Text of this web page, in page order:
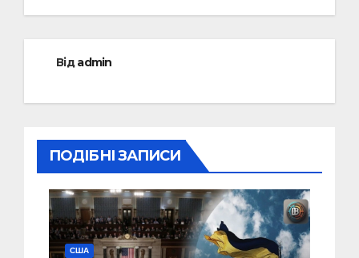
Відadmin
ПОДІБНІ ЗАПИСИ
США